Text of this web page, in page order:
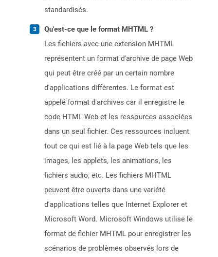
standardisés.
Qu'est-ce que le format MHTML ?
Les fichiers avec une extension MHTML
représentent un format d'archive de page Web
qui peut être créé par un certain nombre
d'applications différentes. Le format est
appelé format d'archives car il enregistre le
code HTML Web et les ressources associées
dans un seul fichier. Ces ressources incluent
tout ce qui est lié à la page Web tels que les
images, les applets, les animations, les
fichiers audio, etc. Les fichiers MHTML
peuvent être ouverts dans une variété
d'applications telles que Internet Explorer et
Microsoft Word. Microsoft Windows utilise le
format de fichier MHTML pour enregistrer les
scénarios de problèmes observés lors de